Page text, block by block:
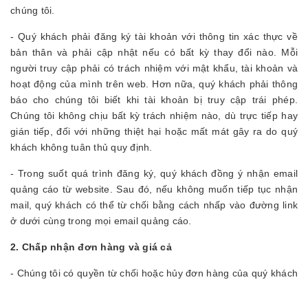
chúng tôi.
- Quý khách phải đăng ký tài khoản với thông tin xác thực về
bản thân và phải cập nhật nếu có bất kỳ thay đổi nào. Mỗi
người truy cập phải có trách nhiệm với mật khẩu, tài khoản và
hoạt động của mình trên web. Hơn nữa, quý khách phải thông
báo cho chúng tôi biết khi tài khoản bị truy cập trái phép.
Chúng tôi không chịu bất kỳ trách nhiệm nào, dù trực tiếp hay
gián tiếp, đối với những thiệt hại hoặc mất mát gây ra do quý
khách không tuân thủ quy định.
- Trong suốt quá trình đăng ký, quý khách đồng ý nhận email
quảng cáo từ website. Sau đó, nếu không muốn tiếp tục nhận
mail, quý khách có thể từ chối bằng cách nhấp vào đường link
ở dưới cùng trong mọi email quảng cáo.
2. Chấp nhận đơn hàng và giá cả
- Chúng tôi có quyền từ chối hoặc hủy đơn hàng của quý khách